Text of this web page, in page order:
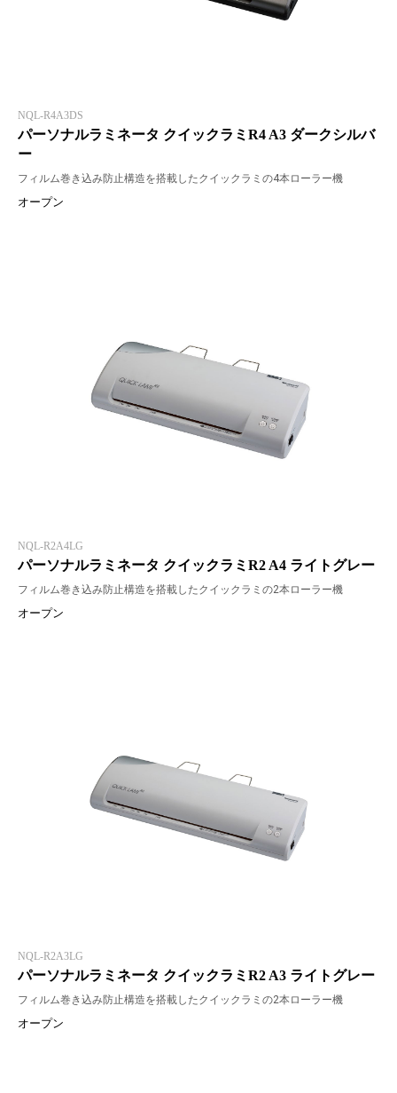
NQL-R4A3DS
パーソナルラミネータ クイックラミR4 A3 ダークシルバ
ー
フィルム巻き込み防止構造を搭載したクイックラミの4本ローラー機
オープン
NQL-R2A4LG
パーソナルラミネータ クイックラミR2 A4 ライトグレー
フィルム巻き込み防止構造を搭載したクイックラミの2本ローラー機
オープン
NQL-R2A3LG
パーソナルラミネータ クイックラミR2 A3 ライトグレー
フィルム巻き込み防止構造を搭載したクイックラミの2本ローラー機
オープン